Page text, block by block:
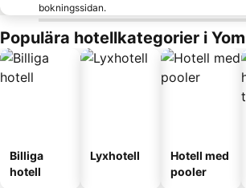
bokningssidan.
Populära hotellkategorier i
Billiga
hotell
Lyxhotell
Hotell med
pooler